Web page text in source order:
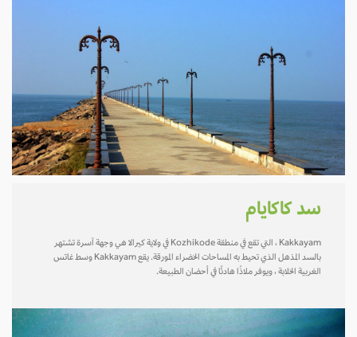
سد كاكايام
Kakkayam ، التي تقع في منطقة Kozhikode في ولاية كيرالا هي وجهة آسرة تشتهر
بالسد المذهل الذي تحيط به المساحات الخضراء المورقة. يقع Kakkayam وسط غاتس
الغربية الخلابة ، ويوفر ملاذًا هادئًا في أحضان الطبيعة.